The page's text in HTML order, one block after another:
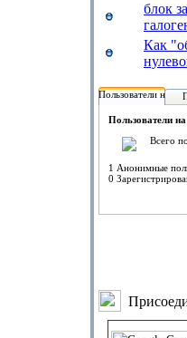
блок
Как
Пользователи на
Пользователи
Всего
1 Анонимные
0